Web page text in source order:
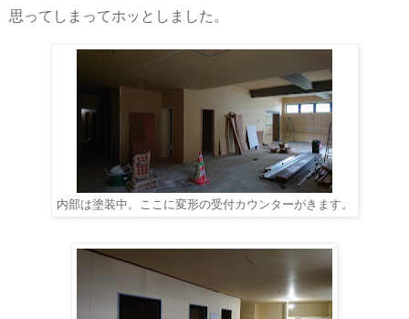
思ってしまってホッとしました。
内部は塗装中。ここに変形の受付カウンターがきます。